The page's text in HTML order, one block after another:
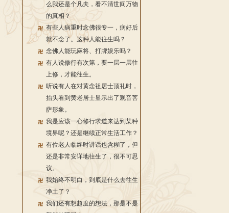
么我还是个凡夫，看不清世间万物
的真相？
有些人病重时念佛很专一，病好后
就不念了。这种人能往生吗？
念佛人能玩麻将、打牌娱乐吗？
有人说修行有次第，要一层一层往
上修，才能往生。
听说有人在对黄念祖居士顶礼时，
抬头看到黄老居士显示出了观音菩
萨形象。
我是应该一心修行求道来达到某种
境界呢？还是继续正常生活工作？
有位老人临终时讲话也含糊了，但
还是非常安详地往生了，很不可思
议。
我始终不明白，到底是什么去往生
净土了？
我们还有想超度的想法，那是不是